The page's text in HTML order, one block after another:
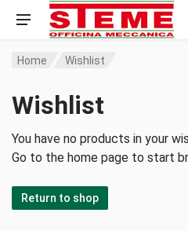
Home Wishlist
Wishlist
You have no products in your
Go to the home page to start
Return to shop